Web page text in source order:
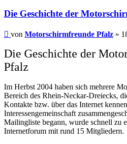
Die Geschichte der
Beitrag
von Motorschirmfreunde Pfalz »
Die Geschichte der
Pfalz
Im Herbst 2004 haben sich mehrere
Bereich des Rhein-Neckar-Dreiecks,
Kontakte bzw. über das Internet
Interessengemeinschaft
Mailingliste begann, wurde schnell zu
Internetforum mit rund 15 Mitgliedern.